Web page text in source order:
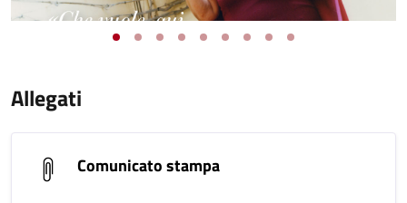
Allegati
Comunicato stampa